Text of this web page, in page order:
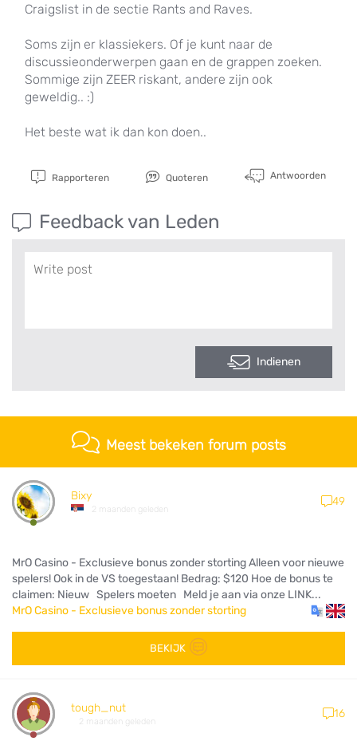
Craigslist in de sectie Rants and Raves.
Soms zijn er klassiekers. Of je kunt naar de
discussieonderwerpen gaan en de grappen zoeken.
Sommige zijn ZEER riskant, andere zijn ook
geweldig.. :)
Het beste wat ik dan kon doen..
Rapporteren Quoteren Antwoorden
Feedback van Leden
Indienen
Meest bekeken forum posts
Bixy
2 maanden geleden
49
MrO Casino - Exclusieve bonus zonder storting Alleen voor nieuwe
spelers! Ook in de VS toegestaan! Bedrag: $120 Hoe de bonus te
claimen: Nieuw Spelers moeten Meld je aan via onze LINK...
MrO Casino - Exclusieve bonus zonder storting
BEKIJK
tough_nut
2 maanden geleden
16